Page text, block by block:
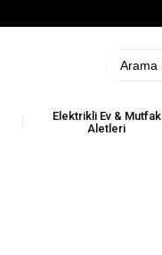
Elektrikli Ev & Mutfak
Aletleri